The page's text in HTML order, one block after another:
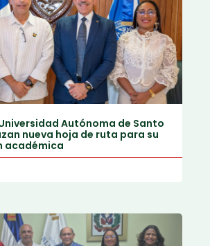
Autónoma de Santo
nueva hoja de ruta para su
académica